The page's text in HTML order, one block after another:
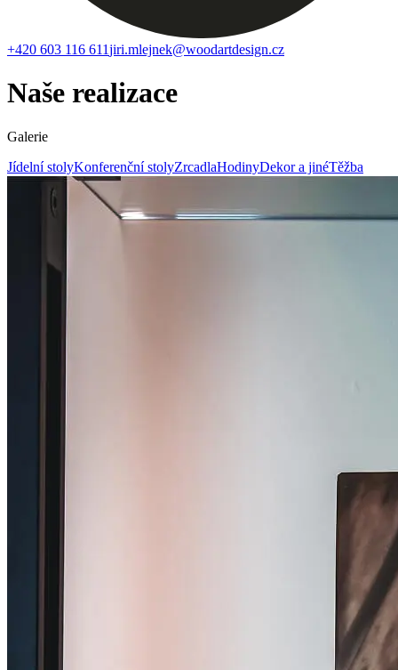
+420 603 116 611jiri.mlejnek@woodartdesign.cz
Naše realizace
Galerie
Jídelní stolyKonferenční stolyZrcadlaHodinyDekor a jinéTěžba